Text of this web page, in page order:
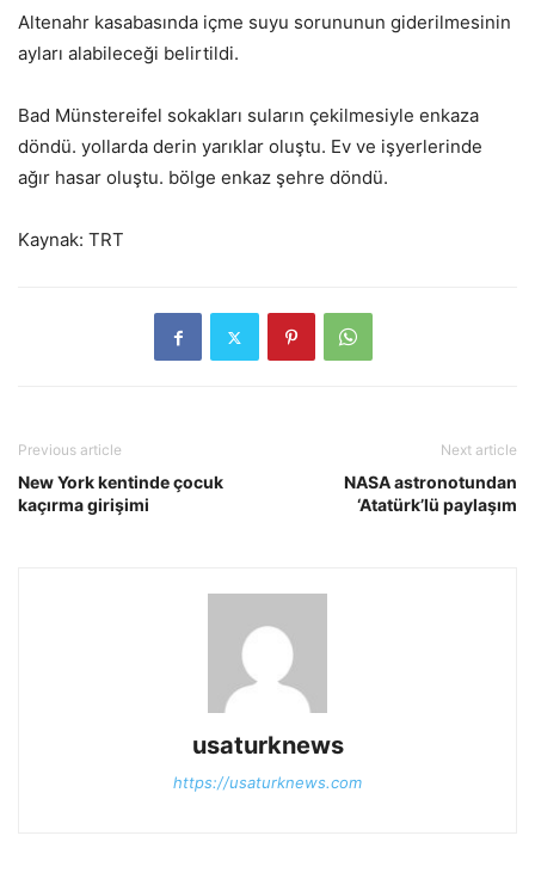
Altenahr kasabasında içme suyu sorununun giderilmesinin
ayları alabileceği belirtildi.
Bad Münstereifel sokakları suların çekilmesiyle enkaza
döndü. yollarda derin yarıklar oluştu. Ev ve işyerlerinde
ağır hasar oluştu. bölge enkaz şehre döndü.
Kaynak: TRT
Previous article
New York kentinde çocuk
kaçırma girişimi
Next article
NASA astronotundan
‘Atatürk’lü paylaşım
usaturknews
https://usaturknews.com